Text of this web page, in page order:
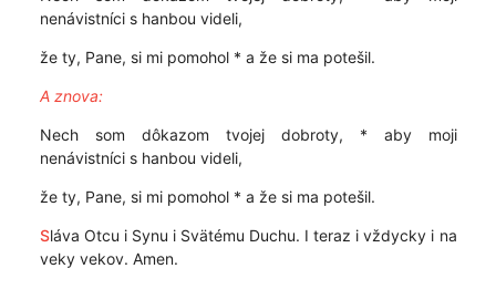
nenávistníci s hanbou videli,
že ty, Pane, si mi pomohol * a že si ma potešil.
A znova:
Nech som dôkazom tvojej dobroty, * aby moji
nenávistníci s hanbou videli,
že ty, Pane, si mi pomohol * a že si ma potešil.
Sláva Otcu i Synu i Svätému Duchu. I teraz i vždycky i na
veky vekov. Amen.